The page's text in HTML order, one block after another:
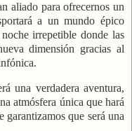
aliado para ofrecernos un
a un mundo épico
irrepetible donde las
dimensión gracias al
una verdadera aventura,
atmósfera única que hará
garantizamos que será una